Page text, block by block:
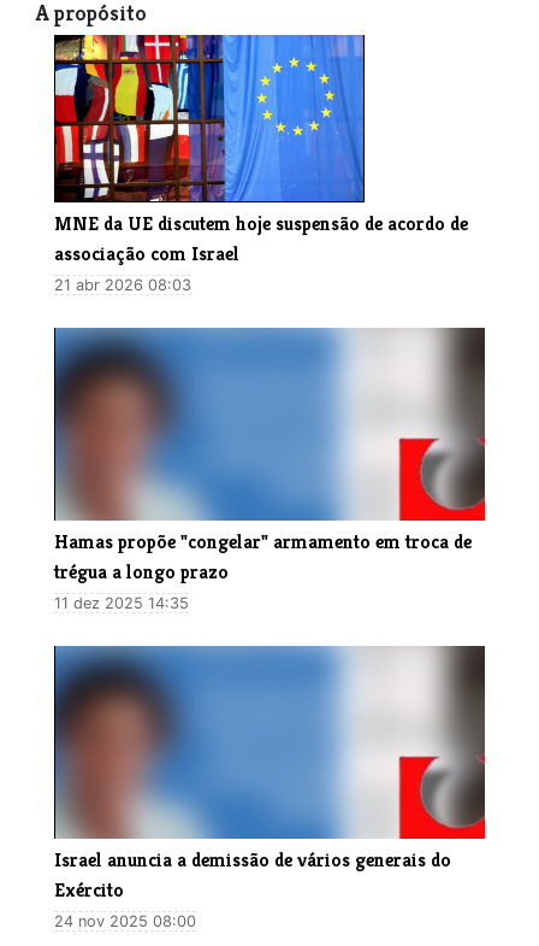
A propósito
MNE da UE discutem hoje suspensão de acordo de
associação com Israel
21 abr 2026 08:03
Hamas propõe "congelar" armamento em troca de
trégua a longo prazo
11 dez 2025 14:35
Israel anuncia a demissão de vários generais do
Exército
24 nov 2025 08:00